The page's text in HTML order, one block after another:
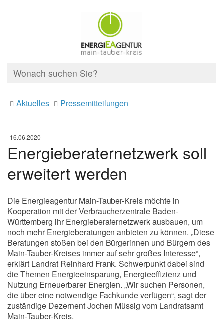
Aktuelles Pressemitteilungen
16.06.2020
Energieberaternetzwerk soll
erweitert werden
Die Energieagentur Main-Tauber-Kreis möchte in
Kooperation mit der Verbraucherzentrale Baden-
Württemberg ihr Energieberaternetzwerk ausbauen, um
noch mehr Energieberatungen anbieten zu können. „Diese
Beratungen stoßen bei den Bürgerinnen und Bürgern des
Main-Tauber-Kreises immer auf sehr großes Interesse“,
erklärt Landrat Reinhard Frank. Schwerpunkt dabei sind
die Themen Energieeinsparung, Energieeffizienz und
Nutzung Erneuerbarer Energien. „Wir suchen Personen,
die über eine notwendige Fachkunde verfügen“, sagt der
zuständige Dezernent Jochen Müssig vom Landratsamt
Main-Tauber-Kreis.